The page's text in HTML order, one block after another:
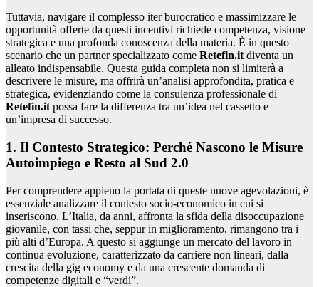
Tuttavia, navigare il complesso iter burocratico e massimizzare le
opportunità offerte da questi incentivi richiede competenza, visione
strategica e una profonda conoscenza della materia. È in questo
scenario che un partner specializzato come Retefin.itdiventa un
alleato indispensabile. Questa guida completa non si limiterà a
descrivere le misure, ma offrirà un’analisi approfondita, pratica e
strategica, evidenziando come la consulenza professionale di
Retefin.itpossa fare la differenza tra un’idea nel cassetto e
un’impresa di successo.
1. Il Contesto Strategico: Perché Nascono le Misure
Autoimpiego e Resto al Sud 2.0
Per comprendere appieno la portata di queste nuove agevolazioni, è
essenziale analizzare il contesto socio-economico in cui si
inseriscono. L’Italia, da anni, affronta la sfida della disoccupazione
giovanile, con tassi che, seppur in miglioramento, rimangono tra i
più alti d’Europa. A questo si aggiunge un mercato del lavoro in
continua evoluzione, caratterizzato da carriere non lineari, dalla
crescita della gig economy e da una crescente domanda di
competenze digitali e “verdi”.